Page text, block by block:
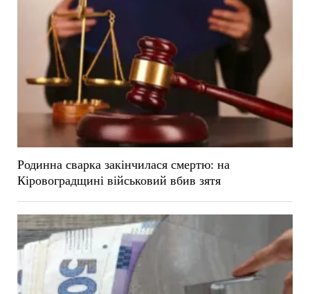
Родинна сварка закінчилася смертю: на
Кіровоградщині військовий вбив зятя